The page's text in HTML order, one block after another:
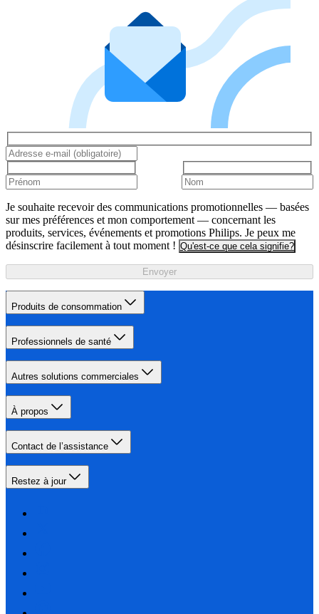
Je souhaite recevoir des communications promotionnelles — basées
sur mes préférences et mon comportement — concernant les
produits, services, événements et promotions Philips. Je peux me
désinscrire facilement à tout moment ! Qu'est-ce que cela signifie?
Envoyer
Produits de consommation
Professionnels de santé
Autres solutions commerciales
À propos
Contact de l’assistance
Restez à jour